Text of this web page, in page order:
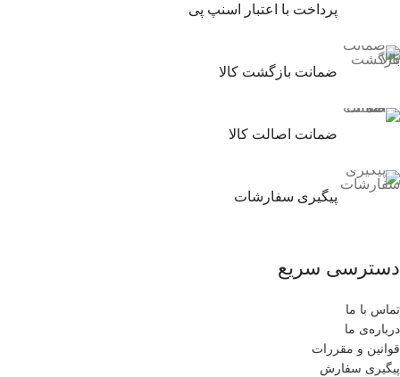
پرداخت با اعتبار اسنپ پی
ضمانت بازگشت کالا
ضمانت اصالت کالا
پیگیری سفارشات
دسترسی سریع
تماس با ما
درباره‌ی ما
قوانین و مقررات
پیگیری سفارش